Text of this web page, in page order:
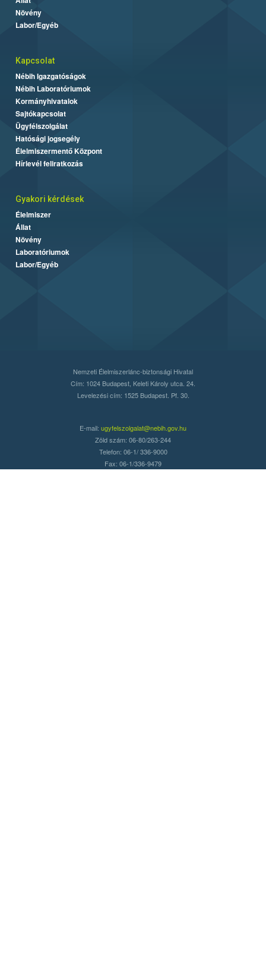
Növény
Labor/Egyéb
Kapcsolat
Nébih Igazgatóságok
Nébih Laboratóriumok
Kormányhivatalok
Sajtókapcsolat
Ügyfélszolgálat
Hatósági jogsegély
Élelmiszermentő Központ
Hírlevél feliratkozás
Gyakori kérdések
Élelmiszer
Állat
Növény
Laboratóriumok
Labor/Egyéb
Nemzeti Élelmiszerlánc-biztonsági Hivatal
Cím: 1024 Budapest, Keleti Károly utca. 24.
Levelezési cím: 1525 Budapest. Pf. 30.
E-mail: ugyfelszolgalat@nebih.gov.hu
Zöld szám: 06-80/263-244
Telefon: 06-1/ 336-9000
Fax: 06-1/336-9479